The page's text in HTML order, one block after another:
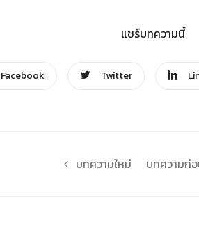
แชร์บทความนี้
Facebook Twitter
บทความใหม่ บทความก่